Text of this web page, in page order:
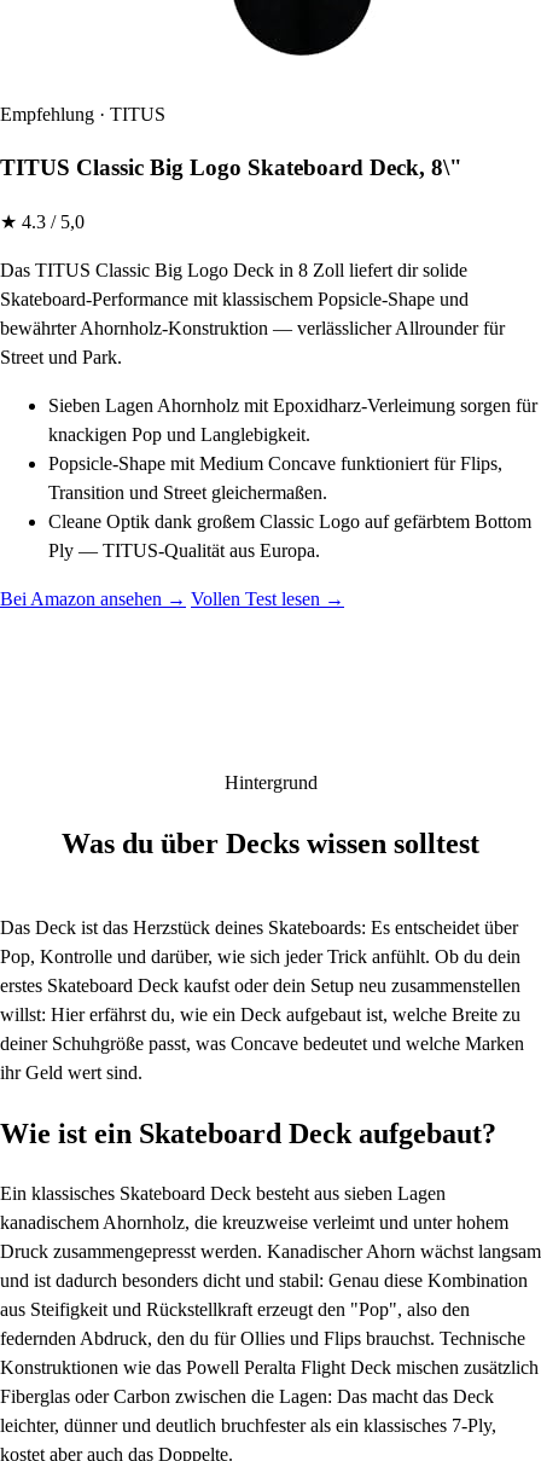
Empfehlung · TITUS
TITUS Classic Big Logo Skateboard Deck, 8\"
★ 4.3 / 5,0
Das TITUS Classic Big Logo Deck in 8 Zoll liefert dir solide
Skateboard-Performance mit klassischem Popsicle-Shape und
bewährter Ahornholz-Konstruktion — verlässlicher Allrounder für
Street und Park.
Sieben Lagen Ahornholz mit Epoxidharz-Verleimung sorgen für
knackigen Pop und Langlebigkeit.
Popsicle-Shape mit Medium Concave funktioniert für Flips,
Transition und Street gleichermaßen.
Cleane Optik dank großem Classic Logo auf gefärbtem Bottom
Ply — TITUS-Qualität aus Europa.
Bei Amazon ansehen → Vollen Test lesen →
Hintergrund
Was du über Decks wissen solltest
Das Deck ist das Herzstück deines Skateboards: Es entscheidet über
Pop, Kontrolle und darüber, wie sich jeder Trick anfühlt. Ob du dein
erstes Skateboard Deck kaufst oder dein Setup neu zusammenstellen
willst: Hier erfährst du, wie ein Deck aufgebaut ist, welche Breite zu
deiner Schuhgröße passt, was Concave bedeutet und welche Marken
ihr Geld wert sind.
Wie ist ein Skateboard Deck aufgebaut?
Ein klassisches Skateboard Deck besteht aus sieben Lagen
kanadischem Ahornholz, die kreuzweise verleimt und unter hohem
Druck zusammengepresst werden. Kanadischer Ahorn wächst langsam
und ist dadurch besonders dicht und stabil: Genau diese Kombination
aus Steifigkeit und Rückstellkraft erzeugt den "Pop", also den
federnden Abdruck, den du für Ollies und Flips brauchst. Technische
Konstruktionen wie das Powell Peralta Flight Deck mischen zusätzlich
Fiberglas oder Carbon zwischen die Lagen: Das macht das Deck
leichter, dünner und deutlich bruchfester als ein klassisches 7-Ply,
kostet aber auch das Doppelte.